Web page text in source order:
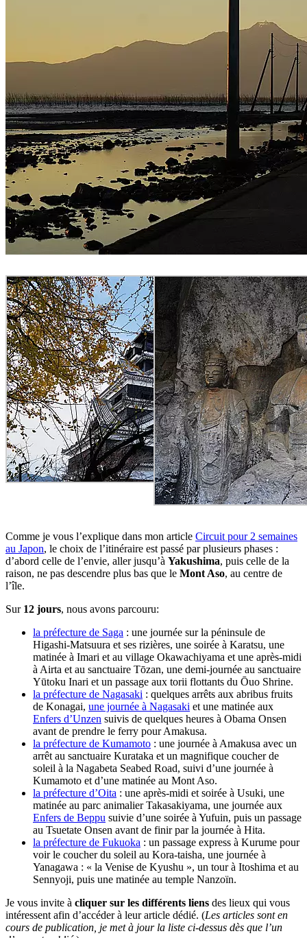
Comme je vous l’explique dans mon article Circuit pour 2 semaines
au Japon, le choix de l’itinéraire est passé par plusieurs phases :
d’abord celle de l’envie, aller jusqu’à Yakushima, puis celle de la
raison, ne pas descendre plus bas que le Mont Aso, au centre de
l’île.
Sur 12 jours, nous avons parcouru:
la préfecture de Saga : une journée sur la péninsule de
Higashi-Matsuura et ses rizières, une soirée à Karatsu, une
matinée à Imari et au village Okawachiyama et une après-midi
à Airta et au sanctuaire Tōzan, une demi-journée au sanctuaire
Yūtoku Inari et un passage aux torii flottants du Ōuo Shrine.
la préfecture de Nagasaki : quelques arrêts aux abribus fruits
de Konagai, une journée à Nagasaki et une matinée aux
Enfers d’Unzen suivis de quelques heures à Obama Onsen
avant de prendre le ferry pour Amakusa.
la préfecture de Kumamoto : une journée à Amakusa avec un
arrêt au sanctuaire Kurataka et un magnifique coucher de
soleil à la Nagabeta Seabed Road, suivi d’une journée à
Kumamoto et d’une matinée au Mont Aso.
la préfecture d’Oita : une après-midi et soirée à Usuki, une
matinée au parc animalier Takasakiyama, une journée aux
Enfers de Beppu suivie d’une soirée à Yufuin, puis un passage
au Tsuetate Onsen avant de finir par la journée à Hita.
la préfecture de Fukuoka : un passage express à Kurume pour
voir le coucher du soleil au Kora-taisha, une journée à
Yanagawa : « la Venise de Kyushu », un tour à Itoshima et au
Sennyoji, puis une matinée au temple Nanzoïn.
Je vous invite à cliquer sur les différents liens des lieux qui vous
intéressent afin d’accéder à leur article dédié. (Les articles sont en
cours de publication, je met à jour la liste ci-dessus dès que l’un